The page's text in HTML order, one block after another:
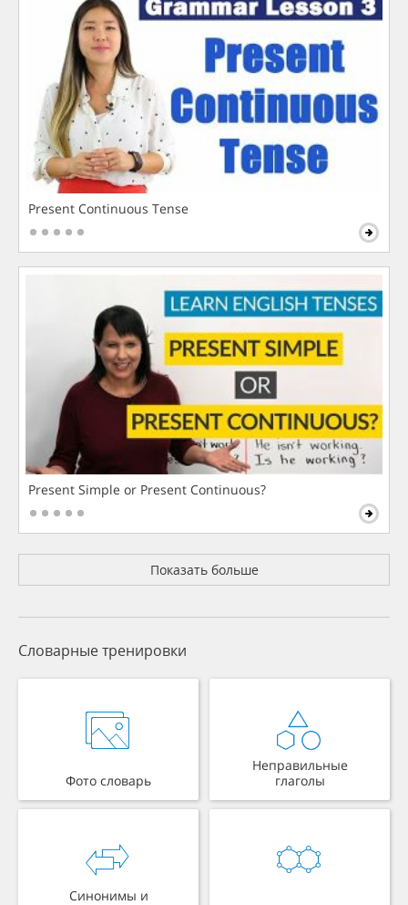
Present Continuous Tense
Present Simple or Present Continuous?
Показать больше
Словарные тренировки
Фото словарь
Неправильные
глаголы
Синонимы и